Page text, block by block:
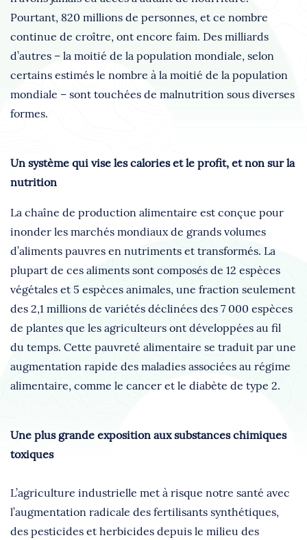
Pourtant, 820 millions de personnes, et ce nombre
continue de croître, ont encore faim. Des milliards
d’autres – la moitié de la population mondiale, selon
certains estimés le nombre à la moitié de la population
mondiale – sont touchées de malnutrition sous diverses
formes.
Un système qui vise les calories et le profit, et non sur la
nutrition
La chaîne de production alimentaire est conçue pour
inonder les marchés mondiaux de grands volumes
d’aliments pauvres en nutriments et transformés. La
plupart de ces aliments sont composés de 12 espèces
végétales et 5 espèces animales, une fraction seulement
des 2,1 millions de variétés déclinées des 7 000 espèces
de plantes que les agriculteurs ont développées au fil
du temps. Cette pauvreté alimentaire se traduit par une
augmentation rapide des maladies associées au régime
alimentaire, comme le cancer et le diabète de type 2.
Une plus grande exposition aux substances chimiques
toxiques
L’agriculture industrielle met à risque notre santé avec
l’augmentation radicale des fertilisants synthétiques,
des pesticides et herbicides depuis le milieu des